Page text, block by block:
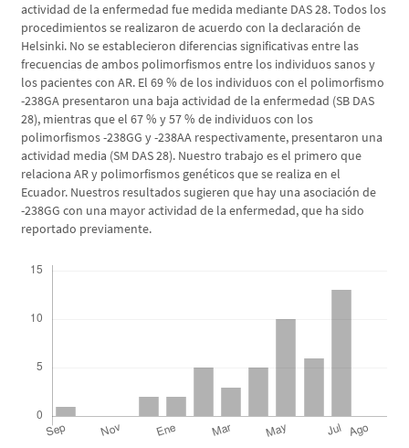
actividad de la enfermedad fue medida mediante DAS 28. Todos los
procedimientos se realizaron de acuerdo con la declaración de
Helsinki. No se establecieron diferencias significativas entre las
frecuencias de ambos polimorfismos entre los individuos sanos y
los pacientes con AR. El 69 % de los individuos con el polimorfismo
-238GA presentaron una baja actividad de la enfermedad (SB DAS
28), mientras que el 67 % y 57 % de individuos con los
polimorfismos -238GG y -238AA respectivamente, presentaron una
actividad media (SM DAS 28). Nuestro trabajo es el primero que
relaciona AR y polimorfismos genéticos que se realiza en el
Ecuador. Nuestros resultados sugieren que hay una asociación de
-238GG con una mayor actividad de la enfermedad, que ha sido
reportado previamente.